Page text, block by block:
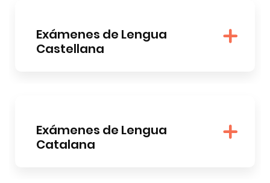
Exámenes de Lengua
Castellana
Exámenes de Lengua
Catalana